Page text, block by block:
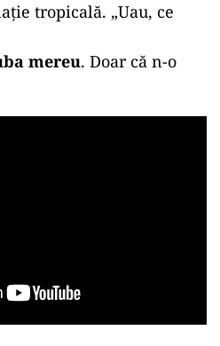
tropicală. „Uau, ce
mereu. Doar că n-o